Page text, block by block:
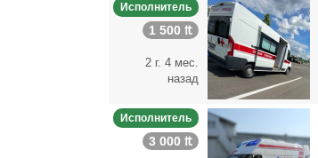
Исполнитель
1 500 ₶
2 г. 4 мес.
назад
Исполнитель
3 000 ₶